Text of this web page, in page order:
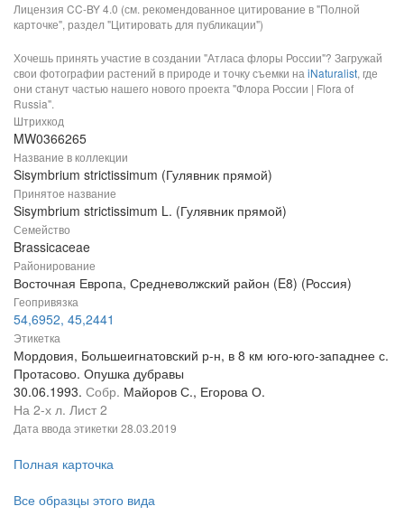
Лицензия CC-BY 4.0 (см. рекомендованное цитирование в "Полной
карточке", раздел "Цитировать для публикации")
Хочешь принять участие в создании "Атласа флоры России"? Загружай
свои фотографии растений в природе и точку съемки на iNaturalist, где
они станут частью нашего нового проекта "Флора России | Flora of
Russia".
Штрихкод
MW0366265
Название в коллекции
Sisymbrium strictissimum (Гулявник прямой)
Принятое название
Sisymbrium strictissimum L. (Гулявник прямой)
Семейство
Brassicaceae
Районирование
Восточная Европа, Средневолжский район (E8) (Россия)
Геопривязка
54,6952, 45,2441
Этикетка
Мордовия, Большеигнатовский р-н, в 8 км юго-юго-западнее с.
Протасово. Опушка дубравы
30.06.1993. Собр. Майоров С., Егорова О.
На 2-х л. Лист 2
Дата ввода этикетки 28.03.2019
Полная карточка
Все образцы этого вида